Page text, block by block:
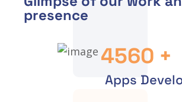
presence
4560 +
Apps